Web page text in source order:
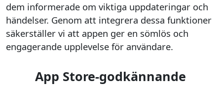
dem informerade om viktiga uppdateringar och
händelser. Genom att integrera dessa funktioner
säkerställer vi att appen ger en sömlös och
engagerande upplevelse för användare.
App Store-godkännande